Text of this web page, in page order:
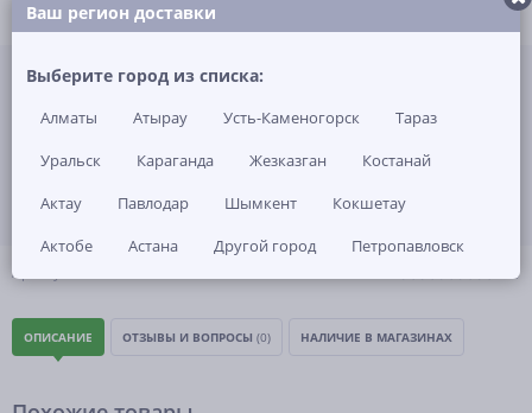
Артикул: - (0)
Нет в наличии
ОПИСАНИЕ ОТЗЫВЫ И ВОПРОСЫ (0) НАЛИЧИЕ В МАГАЗИНАХ
Ваш регион доставки
Выберите город из списка:
Алматы Атырау Усть-Каменогорск
Тараз
Уральск
Караганда Жезказган
Костанай
Актау
Павлодар Шымкент
Кокшетау
Актобе
Астана Другой город Петропавловск